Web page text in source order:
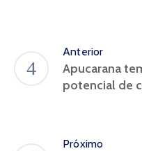
Anterior
Apucarana
potencial de
Próximo